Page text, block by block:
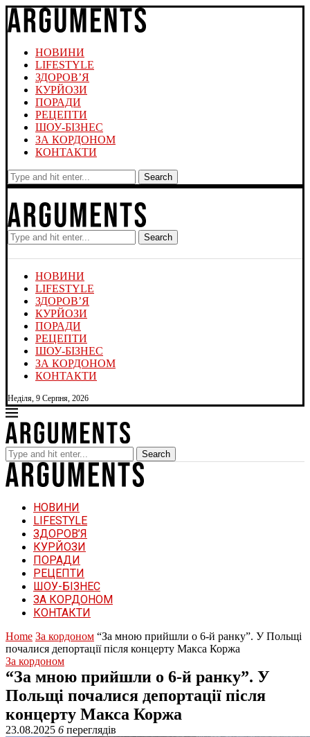
НОВИНИ
LIFESTYLE
ЗДОРОВ’Я
КУРЙОЗИ
ПОРАДИ
РЕЦЕПТИ
ШОУ-БІЗНЕС
ЗА КОРДОНОМ
КОНТАКТИ
Search
Search
НОВИНИ
LIFESTYLE
ЗДОРОВ’Я
КУРЙОЗИ
ПОРАДИ
РЕЦЕПТИ
ШОУ-БІЗНЕС
ЗА КОРДОНОМ
КОНТАКТИ
Неділя, 9 Серпня, 2026
Search
НОВИНИ
LIFESTYLE
ЗДОРОВ’Я
КУРЙОЗИ
ПОРАДИ
РЕЦЕПТИ
ШОУ-БІЗНЕС
ЗА КОРДОНОМ
КОНТАКТИ
Home За кордоном “За мною прийшли о 6-й ранку”. У Польщі
почалися депортації після концерту Макса Коржа
За кордоном
“За мною прийшли о 6-й ранку”. У
Польщі почалися депортації після
концерту Макса Коржа
23.08.2025 6 переглядів